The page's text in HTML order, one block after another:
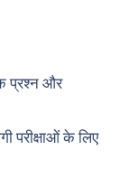
प्रश्न और
परीक्षाओं के लिए